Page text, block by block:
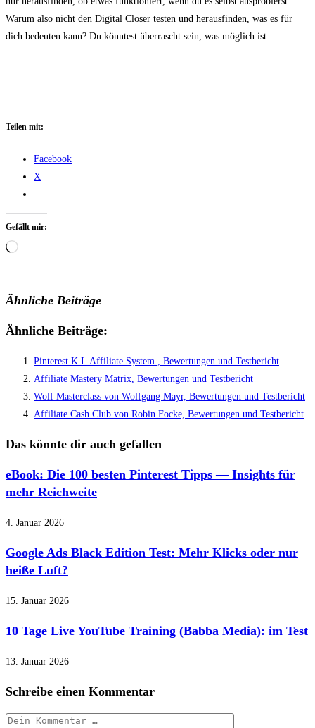
Warum also nicht den Digital Closer testen und herausfinden, was es für
dich bedeuten kann? Du könntest überrascht sein, was möglich ist.
Teilen mit:
Facebook
X
Gefällt mir:
Wird
Ähnliche Beiträge
Ähnliche Beiträge:
Pinterest K.I. Affiliate System , Bewertungen und Testbericht
Affiliate Mastery Matrix, Bewertungen und Testbericht
Wolf Masterclass von Wolfgang Mayr, Bewertungen und Testbericht
Affiliate Cash Club von Robin Focke, Bewertungen und Testbericht
Das könnte dir auch gefallen
eBook: Die 100 besten Pinterest Tipps — Insights für
mehr Reichweite
4. Januar 2026
Google Ads Black Edition Test: Mehr Klicks oder nur
heiße Luft?
15. Januar 2026
10 Tage Live YouTube Training (Babba Media): im Test
13. Januar 2026
Schreibe einen Kommentar
Kommentar